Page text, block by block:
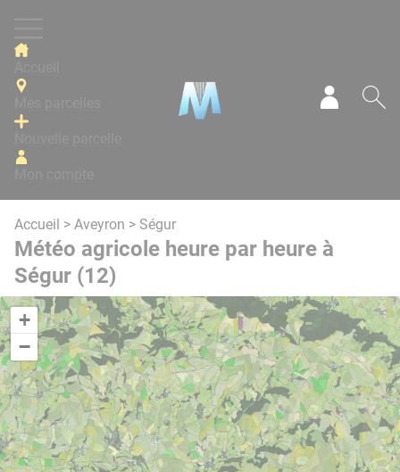
Accueil > Aveyron > Ségur
Météo agricole heure par heure à
Ségur (12)
+
−